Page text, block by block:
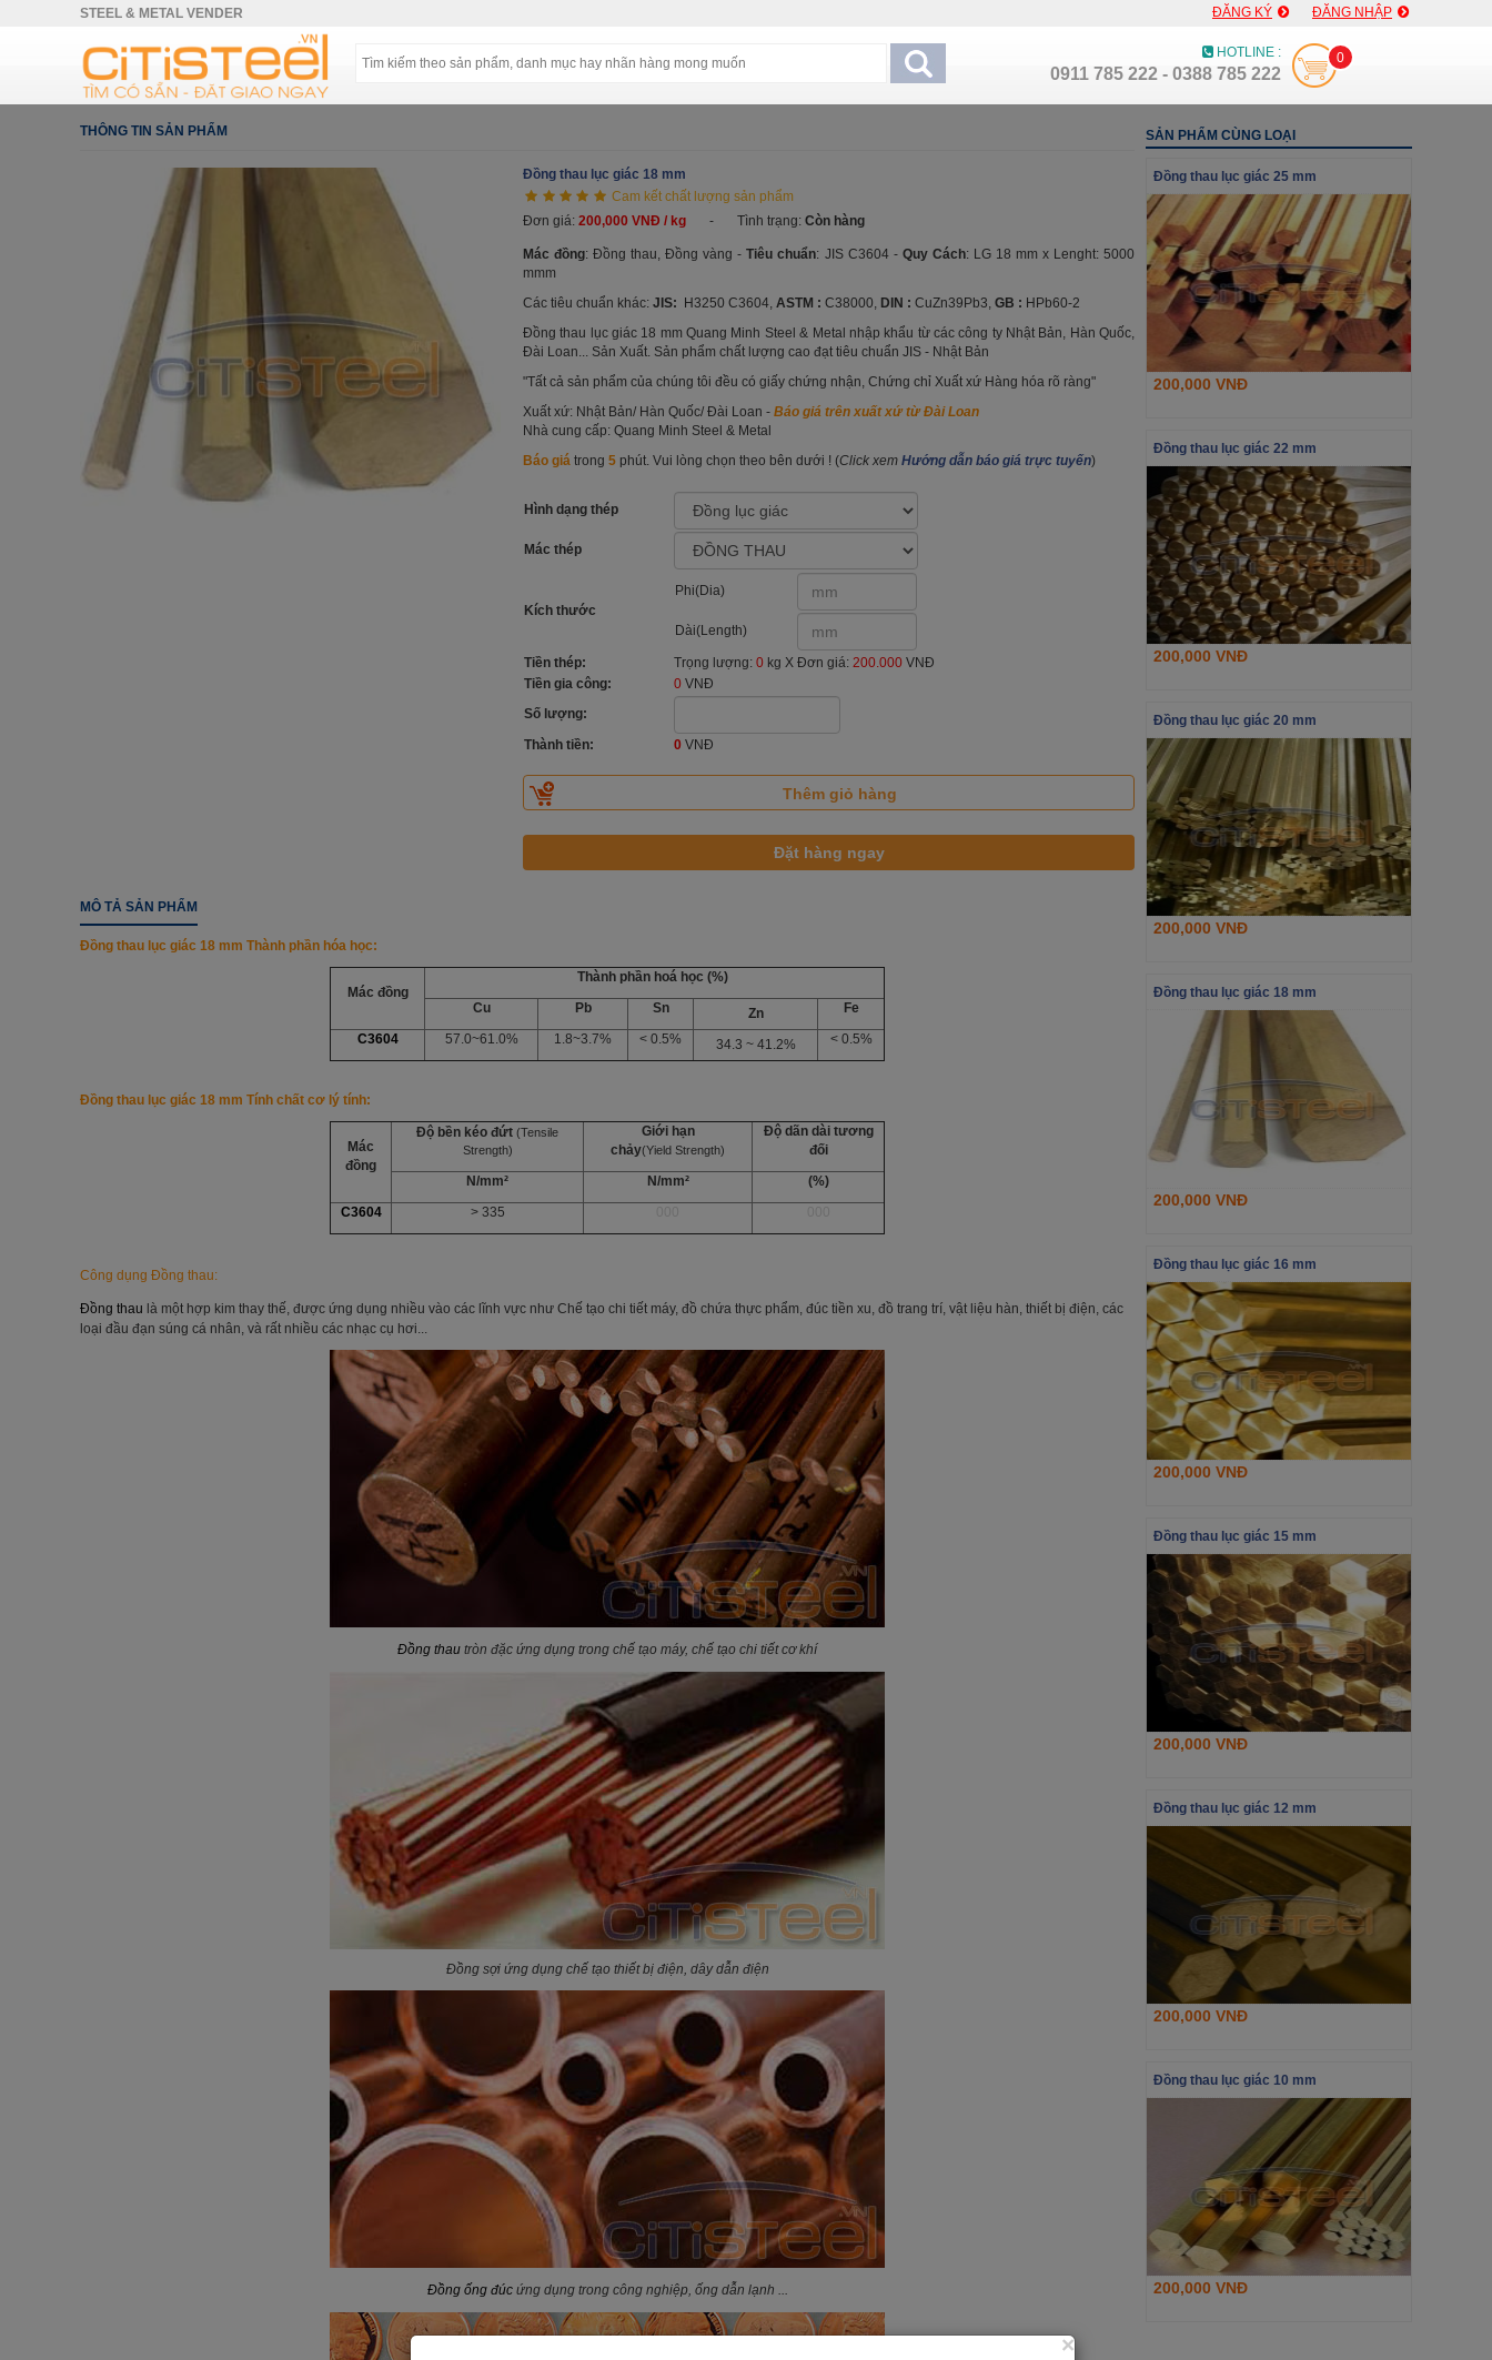
STEEL & METAL VENDER ĐĂNG KÝ ĐĂNG NHẬP
HOTLINE :
0911 785 222 - 0388 785 222
0
THÔNG TIN SẢN PHẨM
Đồng thau lục giác 18 mm
Cam kết chất lượng sản phẩm
Đơn giá: 200,000 VNĐ / kg - Tình trạng: Còn hàng
Mác đồng: Đồng thau, Đồng vàng -Tiêu chuẩn: JIS C3604 - Quy Cách: LG 18 mm x Lenght: 5000
mmm
Các tiêu chuẩn khác: JIS: H3250 C3604, ASTM : C38000, DIN : CuZn39Pb3, GB : HPb60-2
Đồng thau lục giác 18 mm Quang Minh Steel & Metal nhập khẩu từ các công ty Nhật Bản, Hàn Quốc,
Đài Loan... Sản Xuất. Sản phẩm chất lượng cao đạt tiêu chuẩn JIS - Nhật Bản
"Tất cả sản phẩm của chúng tôi đều có giấy chứng nhận, Chứng chỉ Xuất xứ Hàng hóa rõ ràng"
Xuất xứ: Nhật Bản/ Hàn Quốc/ Đài Loan - Báo giá trên xuất xứ từ Đài Loan
Nhà cung cấp: Quang Minh Steel & Metal
Báo giá trong 5 phút. Vui lòng chọn theo bên dưới ! (Click xem Hướng dẫn báo giá trực tuyến)
Hình dạng thép
Mác thép
Kích thước
Phi(Dia)
Dài(Length)
Tiền thép: Trọng lượng: 0 kg X Đơn giá: 200.000 VNĐ
Tiền gia công:
0 VNĐ
Số lượng:
Thành tiền:
0 VNĐ
MÔ TẢ SẢN PHẨM
Đồng thau lục giác 18 mm Thành phần hóa học:
Mác đồng
Thành phần hoá học (%)
Cu
Pb Sn Zn
Fe
C3604
57.0~61.0% 1.8~3.7% < 0.5% 34.3 ~ 41.2% < 0.5%
Đồng thau lục giác 18 mm Tính chất cơ lý tính:
Mác
đồng
Độ bền kéo đứt (Tensile
Strength)
Giới hạn
chảy(Yield Strength)
Độ dãn dài tương
đối
N/mm²
N/mm²
(%)
C3604
> 335
Công dụng Đồng thau:
Đồng thau là một hợp kim thay thế, được ứng dụng nhiều vào các lĩnh vực như Chế tạo chi tiết máy, đồ chứa thực phẩm, đúc tiền xu, đồ trang trí, vật liệu hàn, thiết bị điện, các
loại đầu đạn súng cá nhân, và rất nhiều các nhạc cụ hơi...
Đồng thau tròn đặc ứng dụng trong chế tạo máy, chế tạo chi tiết cơ khí
Đồng sợi ứng dụng chế tạo thiết bị điện, dây dẫn điện
Đồng ống đúcứng dụng trong công nghiệp, ống dẫn lạnh ...
×
SẢN PHẨM CÙNG LOẠI
Đồng thau lục giác 25 mm
200,000 VNĐ
Đồng thau lục giác 22 mm
200,000 VNĐ
Đồng thau lục giác 20 mm
200,000 VNĐ
Đồng thau lục giác 18 mm
200,000 VNĐ
Đồng thau lục giác 16 mm
200,000 VNĐ
Đồng thau lục giác 15 mm
200,000 VNĐ
Đồng thau lục giác 12 mm
200,000 VNĐ
Đồng thau lục giác 10 mm
200,000 VNĐ